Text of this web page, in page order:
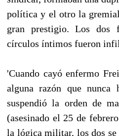
política y el otro la
gran prestigio. Los dos
círculos íntimos fueron
'Cuando cayó enfermo
alguna razón que nunca
suspendió la orden de
(asesinado el 25 de
la lógica militar, los dos se